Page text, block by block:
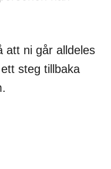
att ni går alldeles
steg tillbaka